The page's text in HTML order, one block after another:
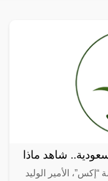
شاهد ماذا
الأمير الوليد